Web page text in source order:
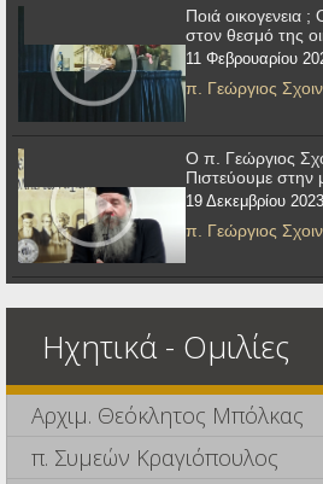
Ποιά οικογενεια
στον θεσμό της
11 Φεβρουαρίου
π. Γεώργιος
Ο π. Γεώργιος
Πιστεύουμε στην
19 Δεκεμβρίου 2023
π. Γεώργιος
Ηχητικά - Ομιλίες
Αρχιμ. Θεόκλητος Μπόλκας
π. Συμεών Κραγιόπουλος